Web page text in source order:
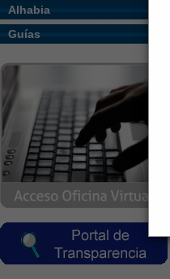
Alhabia
Guías